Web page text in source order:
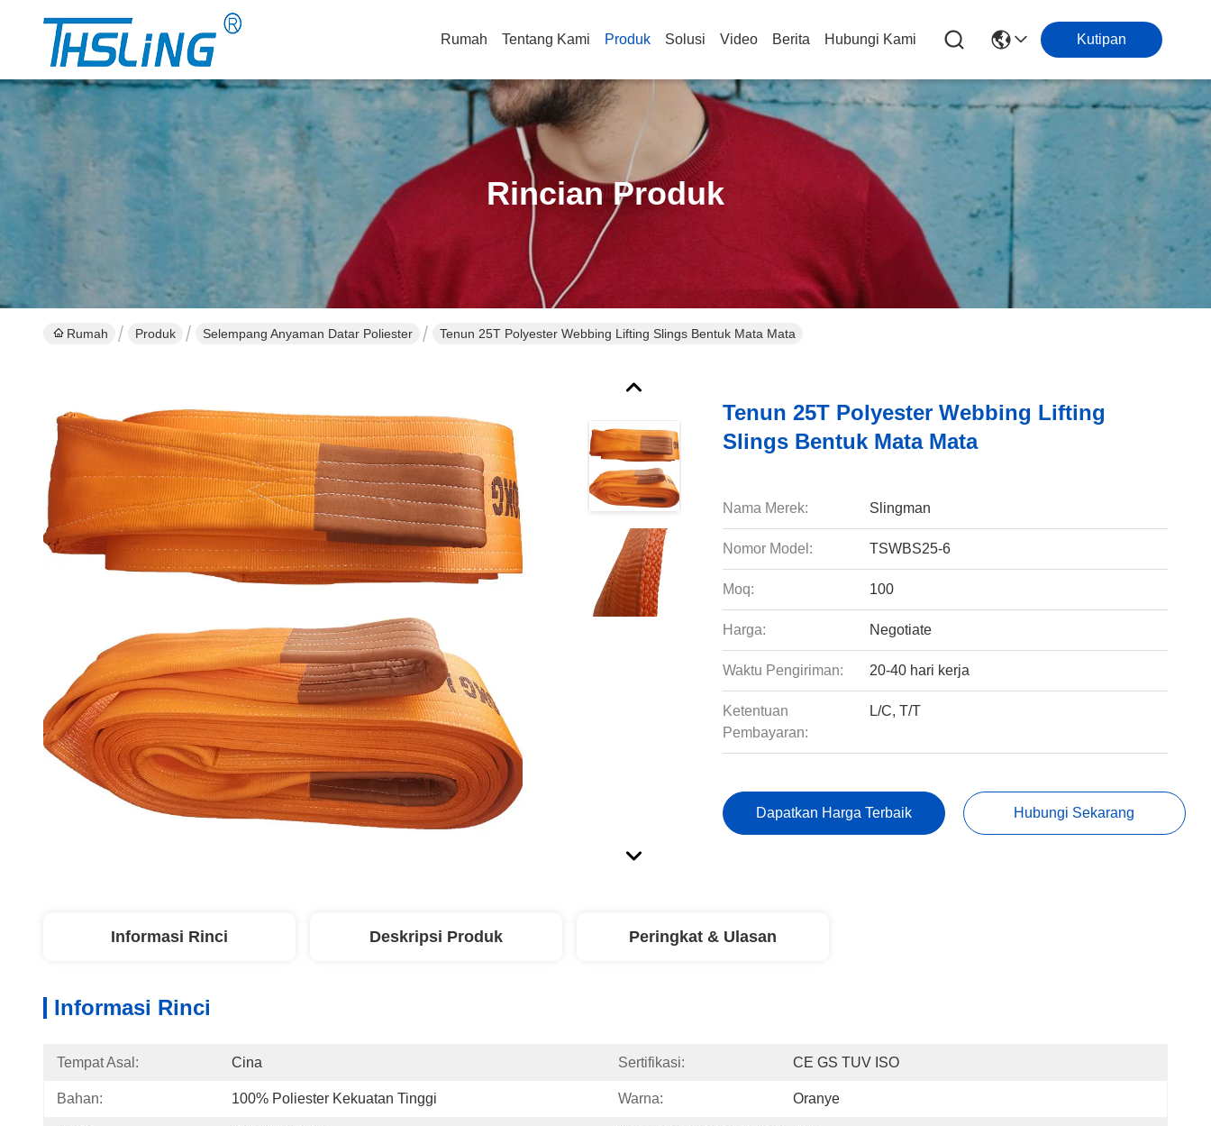
Rumah Tentang Kami Produk Solusi Video Berita Hubungi Kami Kutipan
Rincian Produk
Rumah Produk Selempang Anyaman Datar Poliester Tenun 25T Polyester Webbing Lifting Slings Bentuk Mata Mata
Tenun 25T Polyester Webbing Lifting
Slings Bentuk Mata Mata
Nama Merek: Slingman
Nomor Model: TSWBS25-6
Moq: 100
Harga: Negotiate
Waktu Pengiriman: 20-40 hari kerja
Ketentuan
Pembayaran:
L/C, T/T
Dapatkan Harga Terbaik Hubungi Sekarang
Informasi Rinci Deskripsi Produk Peringkat & Ulasan
Informasi Rinci
Tempat Asal: Cina Sertifikasi: CE GS TUV ISO
Bahan: 100% Poliester Kekuatan Tinggi Warna: Oranye